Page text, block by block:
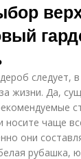
следует,
жизни. Да,
носите чаще
они
рубашка,